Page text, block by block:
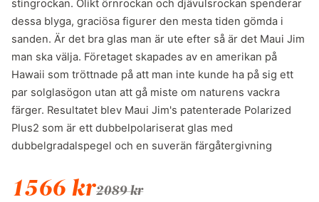
stingrockan. Olikt örnrockan och djävulsrockan spenderar
dessa blyga, graciösa figurer den mesta tiden gömda i
sanden. Är det bra glas man är ute efter så är det Maui Jim
man ska välja. Företaget skapades av en amerikan på
Hawaii som tröttnade på att man inte kunde ha på sig ett
par solglasögon utan att gå miste om naturens vackra
färger. Resultatet blev Maui Jim's patenterade Polarized
Plus2 som är ett dubbelpolariserat glas med
dubbelgradalspegel och en suverän färgåtergivning
1566 kr2089 kr